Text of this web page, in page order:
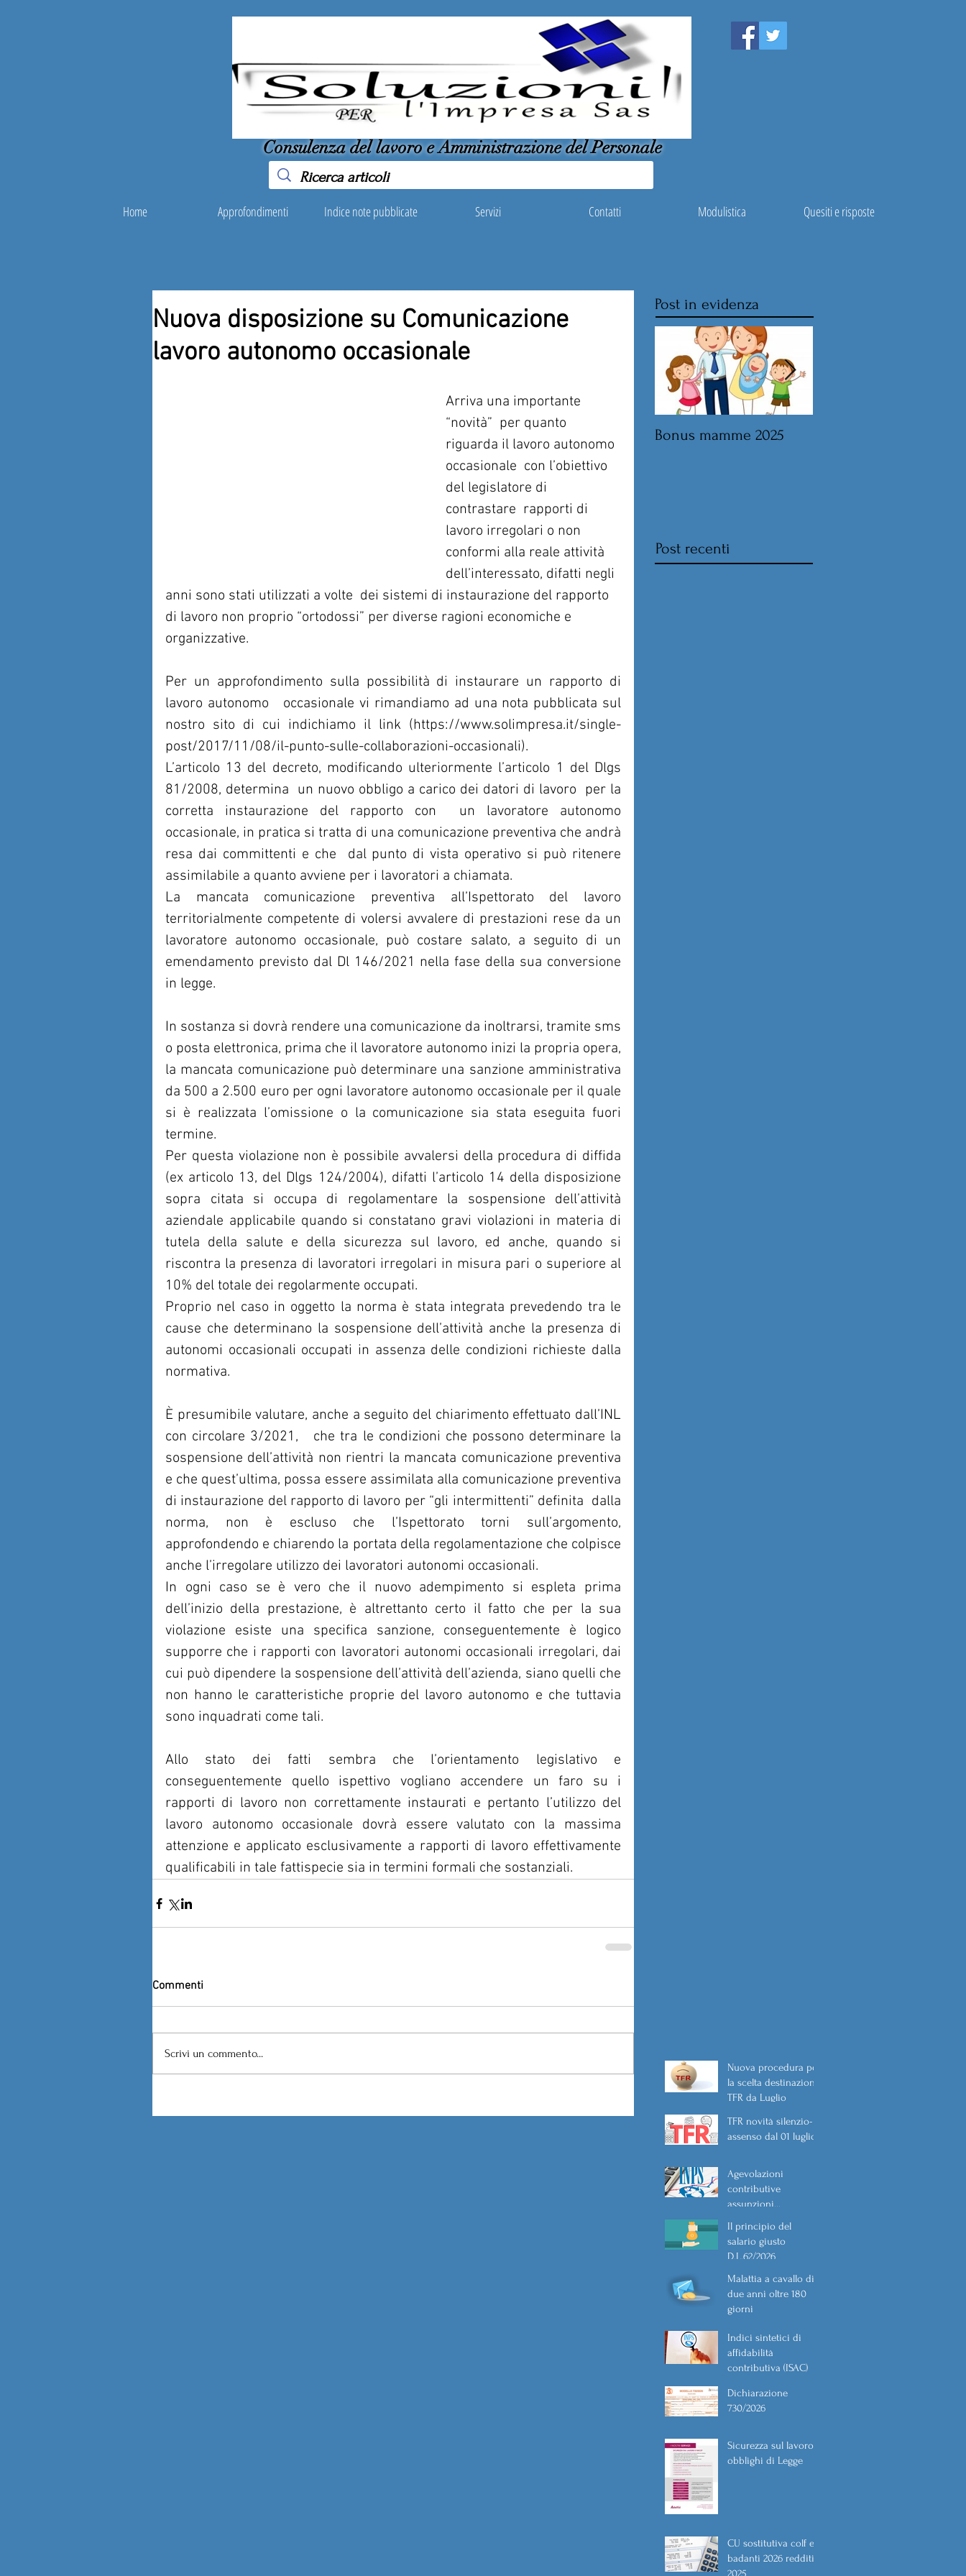
Consulenza del lavoro e Amministrazione del Personale
Home Approfondimenti Indice note pubblicate Servizi Contatti Modulistica Quesiti e risposte
Nuova disposizione su Comunicazione
lavoro autonomo occasionale
Arriva una importante
“novità”  per quanto
riguarda il lavoro autonomo
occasionale  con l’obiettivo
del legislatore di
contrastare  rapporti di
lavoro irregolari o non
conformi alla reale attività
dell’interessato, difatti negli
anni sono stati utilizzati a volte  dei sistemi di instaurazione del rapporto
di lavoro non proprio “ortodossi” per diverse ragioni economiche e
organizzative.
Per un approfondimento sulla possibilità di instaurare un rapporto di
lavoro autonomo   occasionale vi rimandiamo ad una nota pubblicata sul
nostro sito di cui indichiamo il link (https://www.solimpresa.it/single-
post/2017/11/08/il-punto-sulle-collaborazioni-occasionali).
L’articolo 13 del decreto, modificando ulteriormente l’articolo 1 del Dlgs
81/2008, determina  un nuovo obbligo a carico dei datori di lavoro  per la
corretta instaurazione del rapporto con  un lavoratore autonomo
occasionale, in pratica si tratta di una comunicazione preventiva che andrà
resa dai committenti e che  dal punto di vista operativo si può ritenere
assimilabile a quanto avviene per i lavoratori a chiamata.
La mancata comunicazione preventiva all’Ispettorato del lavoro
territorialmente competente di volersi avvalere di prestazioni rese da un
lavoratore autonomo occasionale, può costare salato, a seguito di un
emendamento previsto dal Dl 146/2021 nella fase della sua conversione
in legge.
In sostanza si dovrà rendere una comunicazione da inoltrarsi, tramite sms
o posta elettronica, prima che il lavoratore autonomo inizi la propria opera,
la mancata comunicazione può determinare una sanzione amministrativa
da 500 a 2.500 euro per ogni lavoratore autonomo occasionale per il quale
si è realizzata l’omissione o la comunicazione sia stata eseguita fuori
termine.
Per questa violazione non è possibile avvalersi della procedura di diffida
(ex articolo 13, del Dlgs 124/2004), difatti l’articolo 14 della disposizione
sopra citata si occupa di regolamentare la sospensione dell’attività
aziendale applicabile quando si constatano gravi violazioni in materia di
tutela della salute e della sicurezza sul lavoro, ed anche, quando si
riscontra la presenza di lavoratori irregolari in misura pari o superiore al
10% del totale dei regolarmente occupati.
Proprio nel caso in oggetto la norma è stata integrata prevedendo tra le
cause che determinano la sospensione dell’attività anche la presenza di
autonomi occasionali occupati in assenza delle condizioni richieste dalla
normativa.
È presumibile valutare, anche a seguito del chiarimento effettuato dall’INL
con circolare 3/2021,   che tra le condizioni che possono determinare la
sospensione dell’attività non rientri la mancata comunicazione preventiva
e che quest’ultima, possa essere assimilata alla comunicazione preventiva
di instaurazione del rapporto di lavoro per “gli intermittenti” definita  dalla
norma, non è escluso che l’Ispettorato torni sull’argomento,
approfondendo e chiarendo la portata della regolamentazione che colpisce
anche l’irregolare utilizzo dei lavoratori autonomi occasionali.
In ogni caso se è vero che il nuovo adempimento si espleta prima
dell’inizio della prestazione, è altrettanto certo il fatto che per la sua
violazione esiste una specifica sanzione, conseguentemente è logico
supporre che i rapporti con lavoratori autonomi occasionali irregolari, dai
cui può dipendere la sospensione dell’attività dell’azienda, siano quelli che
non hanno le caratteristiche proprie del lavoro autonomo e che tuttavia
sono inquadrati come tali.
Allo stato dei fatti sembra che l’orientamento legislativo e
conseguentemente quello ispettivo vogliano accendere un faro su i
rapporti di lavoro non correttamente instaurati e pertanto l’utilizzo del
lavoro autonomo occasionale dovrà essere valutato con la massima
attenzione e applicato esclusivamente a rapporti di lavoro effettivamente
qualificabili in tale fattispecie sia in termini formali che sostanziali.
Commenti
Scrivi un commento...
Post in evidenza
Bonus mamme 2025
Post recenti
Nuova procedura per
la scelta destinazione
TFR da Luglio
TFR novità silenzio-
assenso dal 01 luglio
Agevolazioni
contributive
assunzioni
Il principio del
salario giusto
D.L.62/2026
Malattia a cavallo di
due anni oltre 180
giorni
Indici sintetici di
affidabilità
contributiva (ISAC)
Dichiarazione
730/2026
Sicurezza sul lavoro
obblighi di Legge
CU sostitutiva colf e
badanti 2026 redditi
2025